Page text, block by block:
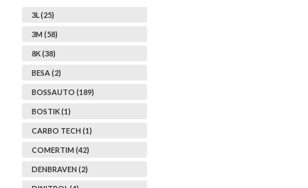
3L (25)
3M (58)
8K (38)
BESA (2)
BOSSAUTO (189)
BOSTIK (1)
CARBO TECH (1)
COMERTIM (42)
DENBRAVEN (2)